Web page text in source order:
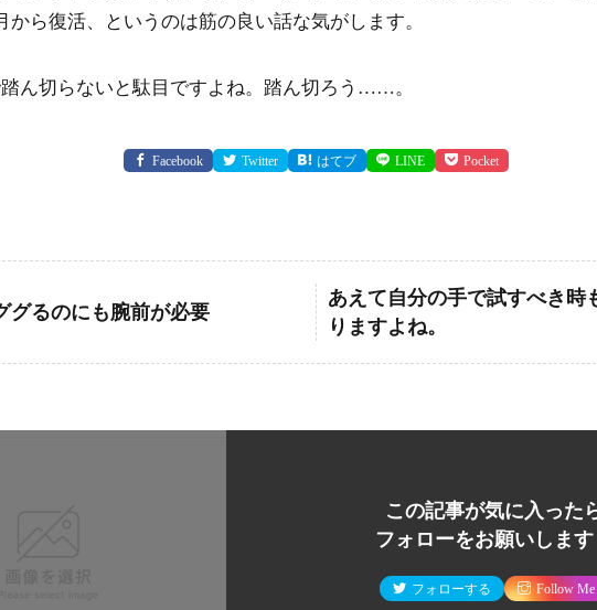
から復活、というのは筋の良い話な気がします。
ん切らないと駄目ですよね。踏ん切ろう……。
Facebook Twitter はてブ LINE Pocket
グるのにも腕前が必要
あえて自分の手で試すべき時
りますよね。
この記事が気に入った
フォローをお願いします
フォローする Follow Me